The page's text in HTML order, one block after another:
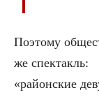
Поэтому
же спектакль:
«районские